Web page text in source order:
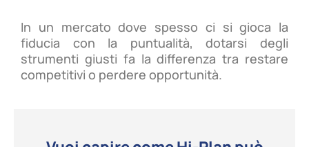
In un mercato dove spesso ci si gioca la
fiducia con la puntualità, dotarsi degli
strumenti giusti fa la differenza tra restare
competitivi o perdere opportunità.